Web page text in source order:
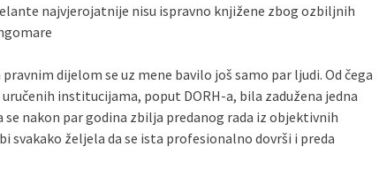
najvjerojatnije nisu ispravno knjižene zbog ozbiljnih
dijelom se uz mene bavilo još samo par ljudi. Od čega
institucijama, poput DORH-a, bila zadužena jedna
nakon par godina zbilja predanog rada iz objektivnih
svakako željela da se ista profesionalno dovrši i preda